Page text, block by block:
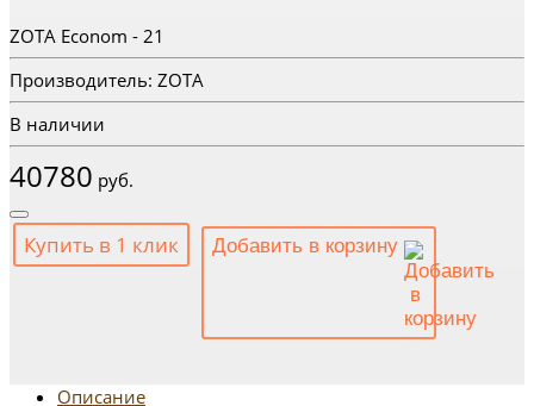
ZOTA Econom - 21
Производитель: ZOTA
В наличии
40780 руб.
Купить в 1 клик Добавить в корзину
Описание